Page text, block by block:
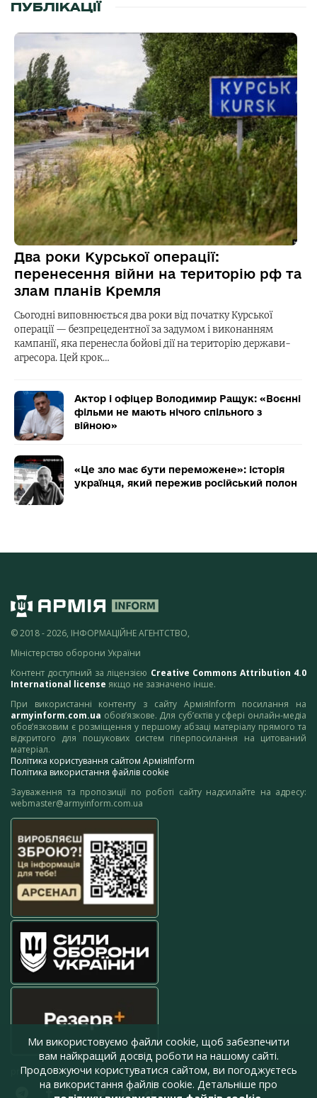
ПУБЛІКАЦІЇ
Два роки Курської операції:
перенесення війни на територію рф та
злам планів Кремля
Сьогодні виповнюється два роки від початку Курської
операції — безпрецедентної за задумом і виконанням
кампанії, яка перенесла бойові дії на територію держави-
агресора. Цей крок…
Актор і офіцер Володимир Ращук: «Воєнні
фільми не мають нічого спільного з
війною»
«Це зло має бути переможене»: історія
українця, який пережив російський полон
© 2018 - 2026, ІНФОРМАЦІЙНЕ АГЕНТСТВО,
Міністерство оборони України
Контент доступний за ліцензією Creative Commons Attribution 4.0
International license якщо не зазначено інше.
При використанні контенту з сайту АрміяInform посилання на
armyinform.com.ua обов’язкове. Для суб’єктів у сфері онлайн-медіа
обов’язковим є розміщення у першому абзаці матеріалу прямого та
відкритого для пошукових систем гіперпосилання на цитований
матеріал.
Політика користування сайтом АрміяInform
Політика використання файлів cookie
Зауваження та пропозиції по роботі сайту надсилайте на адресу:
webmaster@armyinform.com.ua
press@armyinform.com.ua
Ми використовуємо файли cookie, щоб забезпечити
вам найкращий досвід роботи на нашому сайті.
Продовжуючи користуватися сайтом, ви погоджуєтесь
на використання файлів cookie. Детальніше про